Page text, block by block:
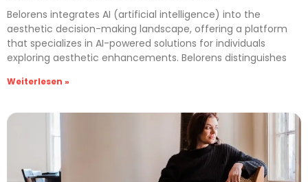
Belorens integrates AI (artificial intelligence) into the
aesthetic decision-making landscape, offering a platform
that specializes in AI-powered solutions for individuals
exploring aesthetic enhancements. Belorens distinguishes
Weiterlesen »